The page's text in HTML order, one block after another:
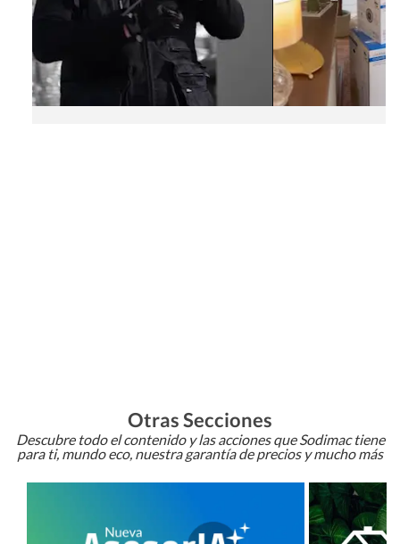
Otras Secciones
Descubre todo el contenido y las acciones que Sodimac tiene
para ti, mundo eco, nuestra garantía de precios y mucho más